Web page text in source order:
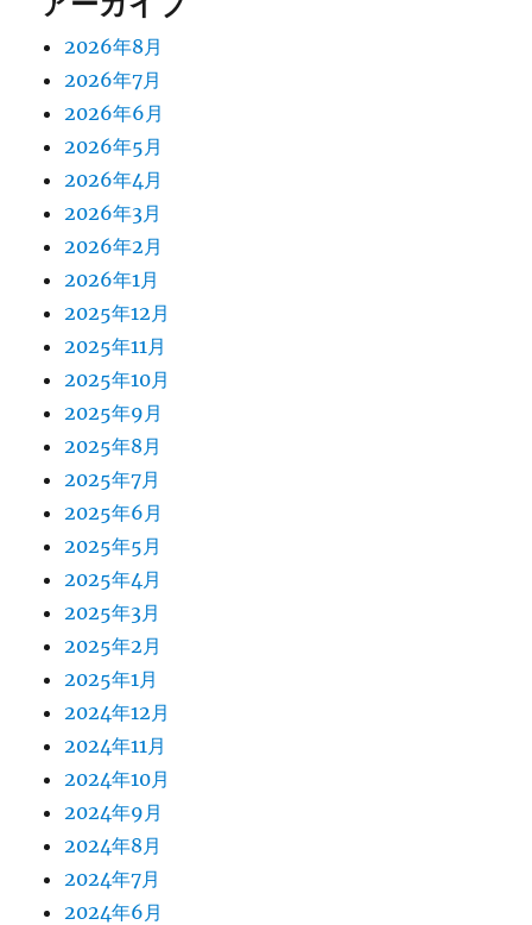
2026年8月
2026年7月
2026年6月
2026年5月
2026年4月
2026年3月
2026年2月
2026年1月
2025年12月
2025年11月
2025年10月
2025年9月
2025年8月
2025年7月
2025年6月
2025年5月
2025年4月
2025年3月
2025年2月
2025年1月
2024年12月
2024年11月
2024年10月
2024年9月
2024年8月
2024年7月
2024年6月